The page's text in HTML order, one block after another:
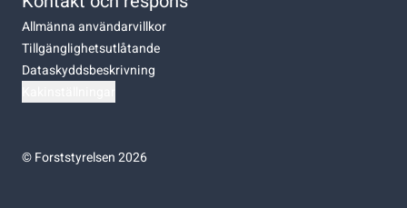
Allmänna användarvillkor
Tillgänglighetsutlåtande
Dataskyddsbeskrivning
©Forststyrelsen 2026